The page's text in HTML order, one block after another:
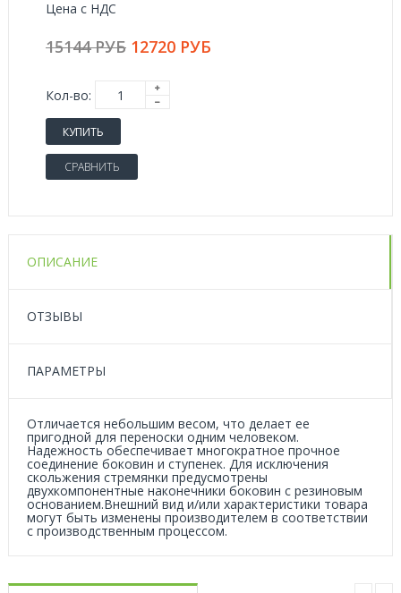
Цена с НДС
15144 РУБ 12720 РУБ
Кол-во:
КУПИТЬ
СРАВНИТЬ
ОПИСАНИЕ
ОТЗЫВЫ
ПАРАМЕТРЫ
Отличается небольшим весом, что делает ее
пригодной для переноски одним человеком.
Надежность обеспечивает многократное прочное
соединение боковин и ступенек. Для исключения
скольжения стремянки предусмотрены
двухкомпонентные наконечники боковин с резиновым
основанием.Внешний вид и/или характеристики товара
могут быть изменены производителем в соответствии
с производственным процессом.